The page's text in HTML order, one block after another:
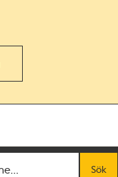
Sök